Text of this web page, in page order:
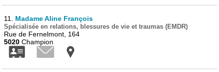
11. Madame Aline François
Spécialisée en relations, blessures de vie et traumas (EMDR)
Rue de Fernelmont, 164
5020 Champion